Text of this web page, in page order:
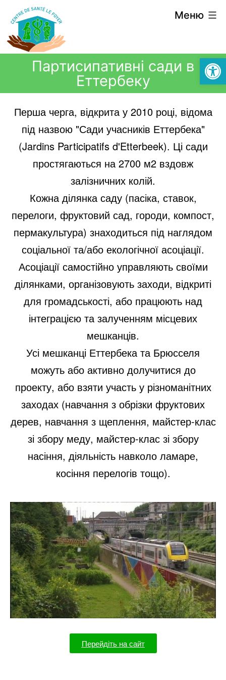
Меню
Партисипативні сади в
Еттербеку
Перша черга, відкрита у 2010 році, відома
під назвою "Сади учасників Еттербека"
(Jardins Participatifs d'Etterbeek). Ці сади
простягаються на 2700 м2 вздовж
залізничних колій.
Кожна ділянка саду (пасіка, ставок,
перелоги, фруктовий сад, городи, компост,
пермакультура) знаходиться під наглядом
соціальної та/або екологічної асоціації.
Асоціації самостійно управляють своїми
ділянками, організовують заходи, відкриті
для громадськості, або працюють над
інтеграцією та залученням місцевих
мешканців.
Усі мешканці Еттербека та Брюсселя
можуть або активно долучитися до
проекту, або взяти участь у різноманітних
заходах (навчання з обрізки фруктових
дерев, навчання з щеплення, майстер-клас
зі збору меду, майстер-клас зі збору
насіння, діяльність навколо ламаре,
косіння перелогів тощо).
Перейдіть на сайт